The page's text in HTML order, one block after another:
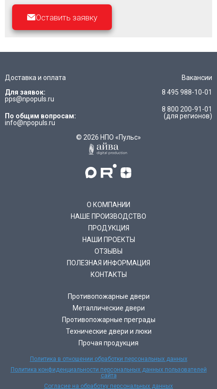
Оставить заявку
Доставка и оплата
Вакансии
Для заявок:
pps@npopuls.ru
По общим вопросам:
info@npopuls.ru
8 495 988-10-01
8 800 200-91-01
(для регионов)
© 2026 НПО «Пульс»
О КОМПАНИИ
НАШЕ ПРОИЗВОДСТВО
ПРОДУКЦИЯ
НАШИ ПРОЕКТЫ
ОТЗЫВЫ
ПОЛЕЗНАЯ ИНФОРМАЦИЯ
КОНТАКТЫ
Противопожарные двери
Металлические двери
Противопожарные преграды
Технические двери и люки
Прочая продукция
Политика в отношении обработки персональных данных
Политика конфиденциальности персональных данных пользователей
сайта
Согласие на обработку персональных данных